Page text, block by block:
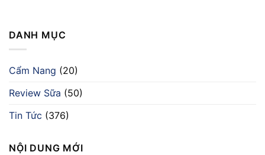
DANH MỤC
Cẩm Nang (20)
Review Sữa (50)
Tin Tức (376)
NỘI DUNG MỚI